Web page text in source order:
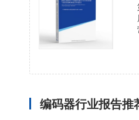
编码器行业报告推